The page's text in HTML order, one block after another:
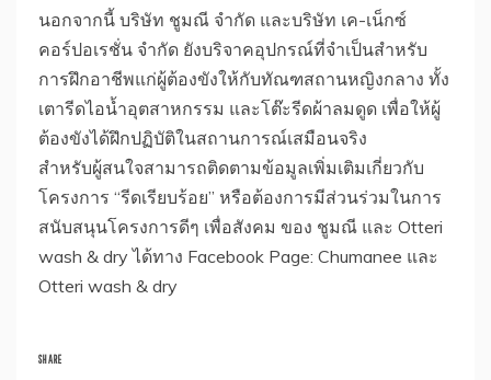
นอกจากนี้ บริษัท ชูมณี จำกัด และบริษัท เค-เน็กซ์
คอร์ปอเรชั่น จำกัด ยังบริจาคอุปกรณ์ที่จำเป็นสำหรับ
การฝึกอาชีพแก่ผู้ต้องขังให้กับทัณฑสถานหญิงกลาง ทั้ง
เตารีดไอน้ำอุตสาหกรรม และโต๊ะรีดผ้าลมดูด เพื่อให้ผู้
ต้องขังได้ฝึกปฏิบัติในสถานการณ์เสมือนจริง
สำหรับผู้สนใจสามารถติดตามข้อมูลเพิ่มเติมเกี่ยวกับ
โครงการ “รีดเรียบร้อย” หรือต้องการมีส่วนร่วมในการ
สนับสนุนโครงการดีๆ เพื่อสังคม ของ ชูมณี และ Otteri
wash & dry ได้ทาง Facebook Page: Chumanee และ
Otteri wash & dry
SHARE